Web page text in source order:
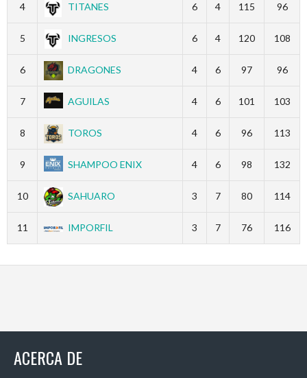
4 TITANES 6 4 115 96
5 INGRESOS 6 4 120 108
6 DRAGONES 4 6 97 96
7 AGUILAS 4 6 101 103
8 TOROS 4 6 96 113
9 SHAMPOO ENIX 4 6 98 132
10 SAHUARO 3 7 80 114
11 IMPORFIL 3 7 76 116
ACERCA DE